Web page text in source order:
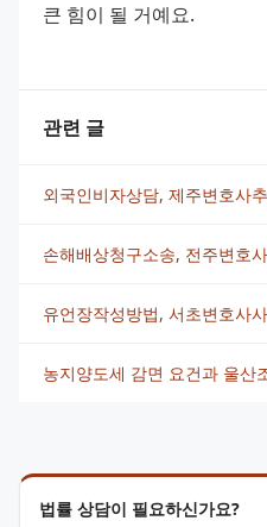
법률 상담이 필요하신가요?
큰 힘이 될 거예요.
관련 글